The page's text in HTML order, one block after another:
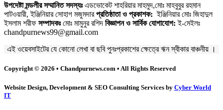
উপদেষ্টা মন্ডলীর সম্মানিত সদস্যঃএডভোকেট শাহরিয়ার মাহমুদ,মোঃ মাহবুবুর রহমান
পাটওয়ারী, ইঞ্জিনিয়ার সোহাগ মজুমদারপ্রতিষ্ঠাতা ও প্রকাশক: ইঞ্জিনিয়ার মোঃ জিহাদুল
ইসলাম শরীফ সম্পাদকঃমোঃ মামুনুর রশিদ বিজ্ঞাপন ও সার্বিক যোগাযোগ: ই-মেইলঃ
chandpurnews99@gmail.com
এই ওয়েবসাইটের যে কোনো লেখা বা ছবি পুনঃপ্রকাশের ক্ষেত্রে ঋন স্বীকার বাঞ্চনীয় ।
Copyright © 2026 • Chandpurnews.com • All Rights Reserved
Website Design, Development & SEO Consulting Services by Cyber World
IT